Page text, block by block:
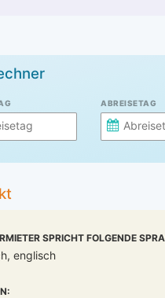
ABREISETAG
SPRICHT FOLGENDE
englisch